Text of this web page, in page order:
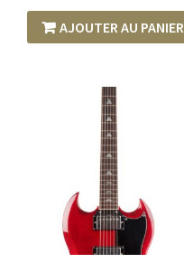
AJOUTER AU PANIER